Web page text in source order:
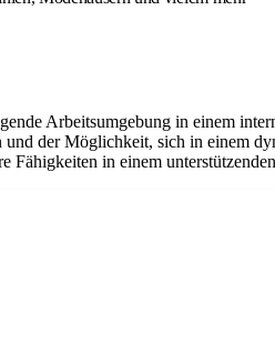
Arbeitsumgebung in einem
der Möglichkeit, sich in einem
Fähigkeiten in einem